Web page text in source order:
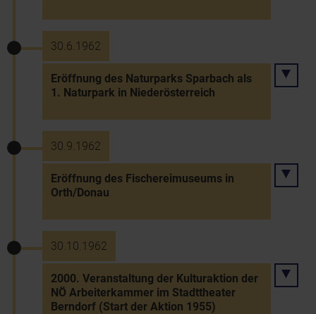
30.6.1962
Eröffnung des Naturparks Sparbach als
1. Naturpark in Niederösterreich
30.9.1962
Eröffnung des Fischereimuseums in
Orth/Donau
30.10.1962
2000. Veranstaltung der Kulturaktion der
NÖ Arbeiterkammer im Stadttheater
Berndorf (Start der Aktion 1955)